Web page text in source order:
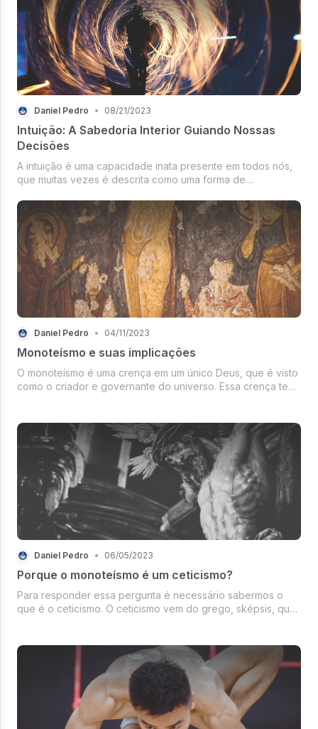
Daniel Pedro • 08/21/2023
Intuição: A Sabedoria Interior Guiando Nossas
Decisões
A intuição é uma capacidade inata presente em todos nós,
que muitas vezes é descrita como uma forma de
do raciocínio consciente. É uma voz...
Daniel Pedro • 04/11/2023
Monoteísmo e suas implicações
O monoteísmo é uma crença em um único Deus, que é visto
como o criador e governante do universo. Essa crença tem
Daniel Pedro • 06/05/2023
Porque o monoteísmo é um ceticismo?
Para responder essa pergunta é necessário sabermos o
que é o ceticismo. O ceticismo vem do grego, sképsis, que